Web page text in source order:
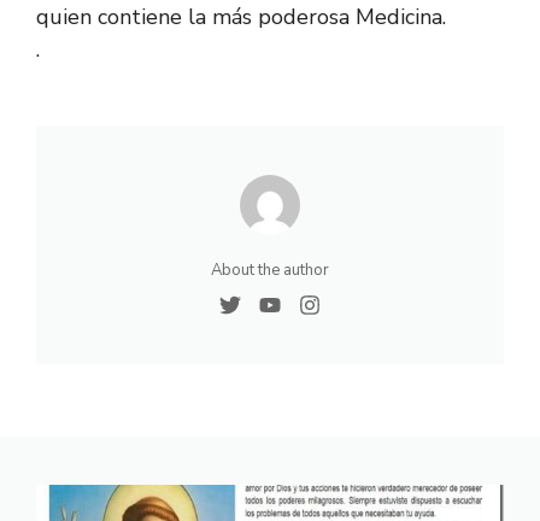
quien contiene la más poderosa Medicina.
.
About the author